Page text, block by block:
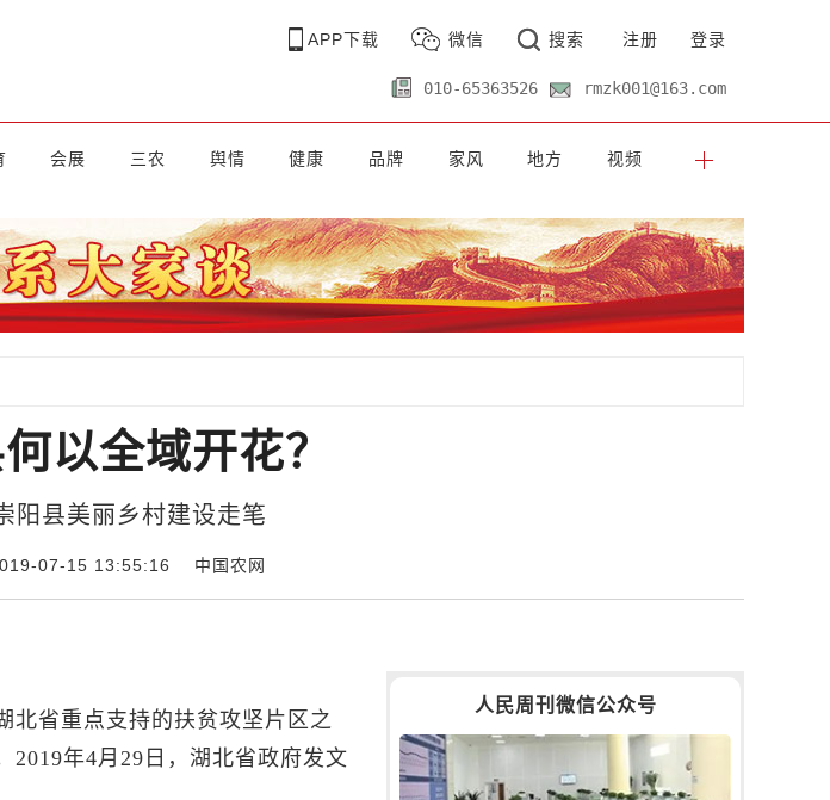
APP下载 微信 搜索 注册 登录
010-65363526 rmzk001@163.com
会展 三农 舆情 健康 品牌 家风 地方 视频
以全域开花？
县美丽乡村建设走笔
07-15 13:55:16 中国农网
省重点支持的扶贫攻坚片区之
年4月29日，湖北省政府发文
人民周刊微信公众号